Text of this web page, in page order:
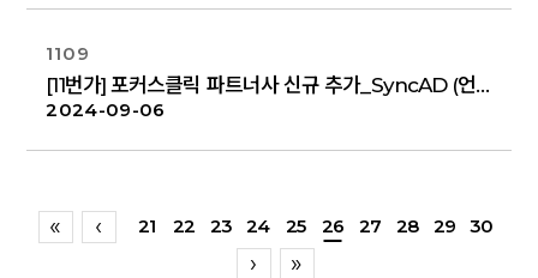
1109
[11번가] 포커스클릭 파트너사 신규 추가_SyncAD (언론사 등)
2024-09-06
21 22 23 24 25 26 27 28 29 30